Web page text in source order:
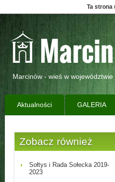
Ta strona
Marcinów - wieś w
Aktualności GALERIA
Zobacz również
Sołtys i Rada Sołecka 2019-
2023